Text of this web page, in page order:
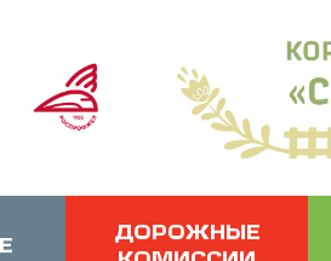
ДОРОЖНЫЕ